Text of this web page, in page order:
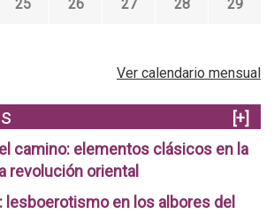
25 26 27 28 29
Ver calendario mensual
[+]
camino: elementos clásicos en la
revolución oriental
lesboerotismo en los albores del